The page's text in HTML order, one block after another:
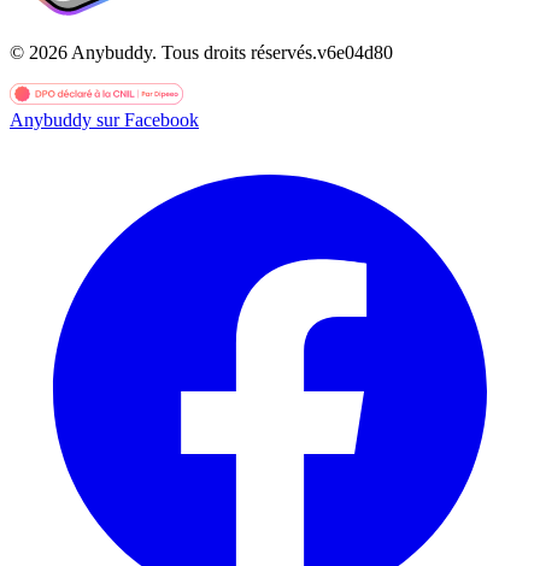
© 2026 Anybuddy. Tous droits réservés.v6e04d80
Anybuddy sur Facebook